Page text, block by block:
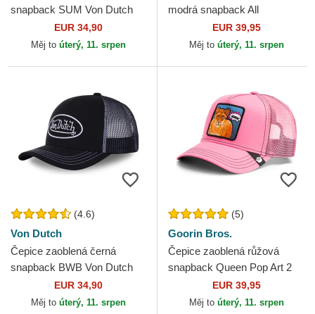
snapback SUM Von Dutch
EUR 34,90
Měj to úterý, 11. srpen
modrá snapback All
American Rooster The Farm
Goorin Bros.
EUR 39,95
Měj to úterý, 11. srpen
(4.6)
Von Dutch
Čepice zaoblená černá
snapback BWB Von Dutch
EUR 34,90
Měj to úterý, 11. srpen
(5)
Goorin Bros.
Čepice zaoblená růžová
snapback Queen Pop Art 2
The Farm Goorin Bros.
EUR 39,95
Měj to úterý, 11. srpen